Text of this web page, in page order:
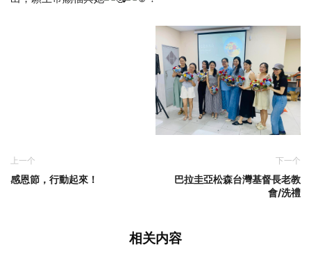
上一个
感恩節，行動起來！
下一个
巴拉圭亞松森台灣基督長老教
會/洗禮
相关内容